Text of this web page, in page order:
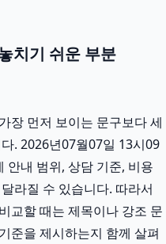
치기 쉬운 부분
장 먼저 보이는 문구보다 세
. 2026년07월07일 13시09
안내 범위, 상담 기준, 비용
라질 수 있습니다. 따라서
교할 때는 제목이나 강조 문
준을 제시하는지 함께 살펴